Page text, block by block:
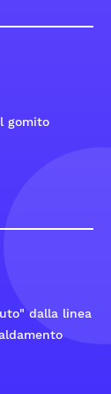
gomito
dalla linea